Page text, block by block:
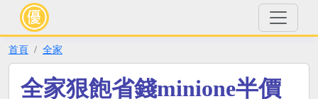
首頁 全家
全家狠飽省錢minione半價